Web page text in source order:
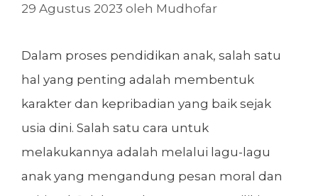
29 Agustus 2023 oleh Mudhofar
Dalam proses pendidikan anak, salah satu
hal yang penting adalah membentuk
karakter dan kepribadian yang baik sejak
usia dini. Salah satu cara untuk
melakukannya adalah melalui lagu-lagu
anak yang mengandung pesan moral dan